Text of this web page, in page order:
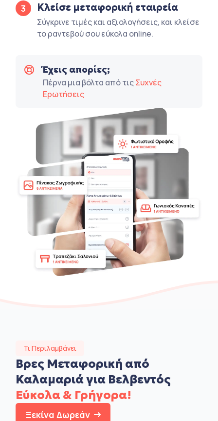
3 Κλείσε μεταφορική εταιρεία
Σύγκρινε τιμές και αξιολογήσεις, και κλείσε
το ραντεβού σου εύκολα online.
Έχεις απορίες;
Πέρνα μια βόλτα από τιςΣυχνές
Ερωτήσεις
Τι Περιλαμβάνει
Βρες Μεταφορική από
Καλαμαριά για Βελβεντός
Εύκολα & Γρήγορα!
Ξεκίνα Δωρεάν